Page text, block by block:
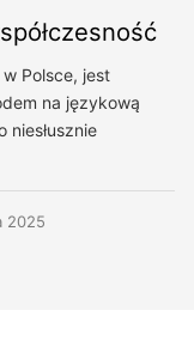
Polsce, jest
na językową
niesłusznie
2025